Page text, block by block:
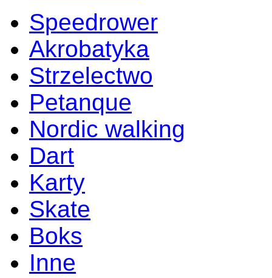
Speedrower
Akrobatyka
Strzelectwo
Petanque
Nordic walking
Dart
Karty
Skate
Boks
Inne